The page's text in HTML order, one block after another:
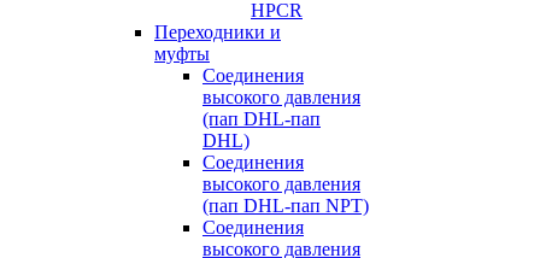
HPCR
Переходники и
муфты
Cоединения
высокого давления
(пап DHL-пап
DHL)
Соединения
высокого давления
(пап DHL-пап NPT)
Соединения
высокого давления